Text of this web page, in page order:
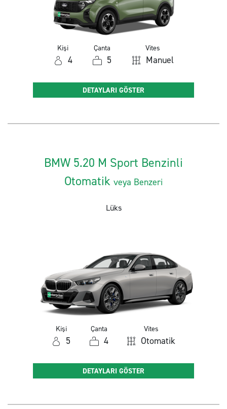
Kişi
4
Çanta
5
Vites
Manuel
DETAYLARI GÖSTER
BMW 5.20 M Sport Benzinli
Otomatik veya Benzeri
Lüks
Kişi
5
Çanta
4
Vites
Otomatik
DETAYLARI GÖSTER